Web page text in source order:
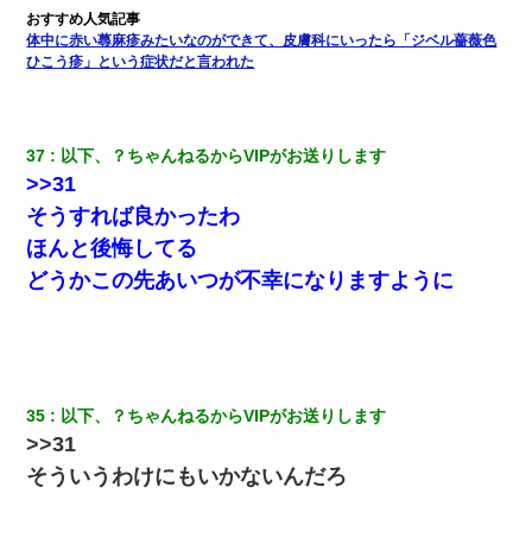
体中に赤い蕁麻疹みたいなのができて、皮膚科にいったら「ジベル薔薇色
ひこう疹」という症状だと言われた
37 以下、？ちゃんねるからVIPがお送りします
>>31
そうすれば良かったわ
ほんと後悔してる
どうかこの先あいつが不幸になりますように
35 以下、？ちゃんねるからVIPがお送りします
>>31
そういうわけにもいかないんだろ